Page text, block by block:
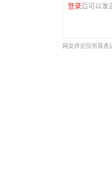
登录后可以发
网友评论仅供其表